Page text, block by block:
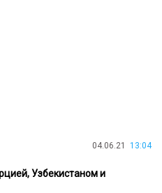
04.06.21 13:04
Узбекистаном и